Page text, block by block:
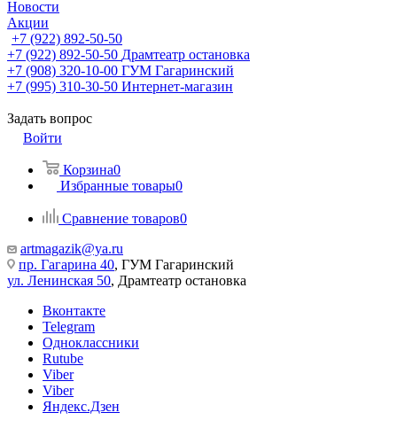
Новости
Акции
+7 (922) 892-50-50
+7 (922) 892-50-50 Драмтеатр остановка
+7 (908) 320-10-00 ГУМ Гагаринский
+7 (995) 310-30-50 Интернет-магазин
Задать вопрос
Войти
Корзина0
Избранные товары0
Сравнение товаров0
artmagazik@ya.ru
пр. Гагарина 40, ГУМ Гагаринский
ул. Ленинская 50, Драмтеатр остановка
Вконтакте
Telegram
Одноклассники
Rutube
Viber
Viber
Яндекс.Дзен